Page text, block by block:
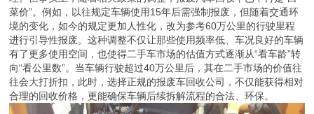
菜价”。例如，以往规定车辆使用15年后需强制报废，但随着交通环
境的变化，如今的规定更加人性化，改为参考60万公里的行驶里程
进行引导性报废。这种调整不仅让那些使用频率低、车况良好的车辆
有了更多使用空间，也使得二手车市场的估值方式逐渐从“看车龄”转
向“看公里数”。当车辆行驶超过40万公里后，其在二手市场的价值往
往会大打折扣，此时，选择正规的报废车回收公司，不仅能获得相对
合理的回收价格，更能确保车辆后续拆解流程的合法、环保。